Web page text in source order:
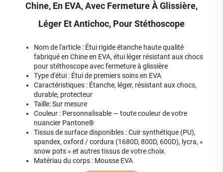
Chine, En EVA, Avec Fermeture À Glissière,
Léger Et Antichoc, Pour Stéthoscope
Nom de l'article : Étui rigide étanche haute qualité
fabriqué en Chine en EVA, étui léger résistant aux chocs
pour stéthoscope avec fermeture à glissière
Type d'étui : Étui de premiers soins en EVA
Caractéristiques : Étanche, léger, résistant aux chocs,
durable, protecteur
Taille: Sur mesure
Couleur : Personnalisable — toute couleur de votre
nuancier Pantone®
Tissus de surface disponibles : Cuir synthétique (PU),
spandex, oxford / cordura (1680D, 800D, 600D), lycra, «
snow pots » et autres tissus de votre choix.
Matériau du corps : Mousse EVA